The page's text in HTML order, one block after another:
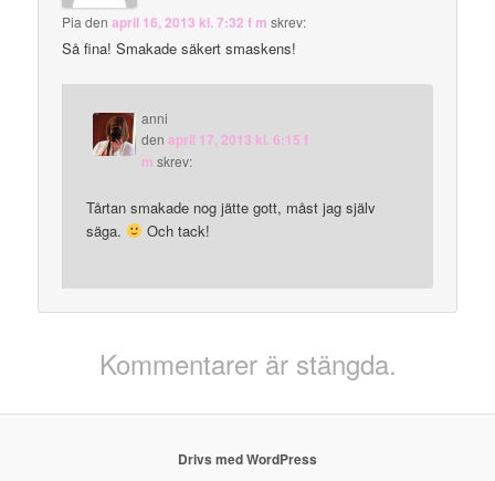
Piadenapril 16, 2013 kl. 7:32 f m skrev:
Så fina! Smakade säkert smaskens!
anni
denapril 17, 2013 kl. 6:15 f
m skrev:
Tårtan smakade nog jätte gott, måst jag själv
säga.
Och tack!
Kommentarer är stängda.
Drivs med WordPress